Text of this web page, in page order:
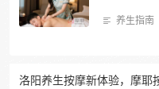
养生指南
洛阳养生按摩新体验，摩耶